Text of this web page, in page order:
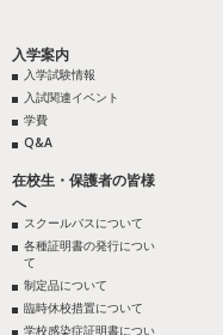
入学案内
入学試験情報
入試関連イベント
学費
Q&A
在校生・保護者の皆様
へ
スクールバスについて
各種証明書の発行につい
て
制定品について
臨時休校措置について
学校感染症証明書につい